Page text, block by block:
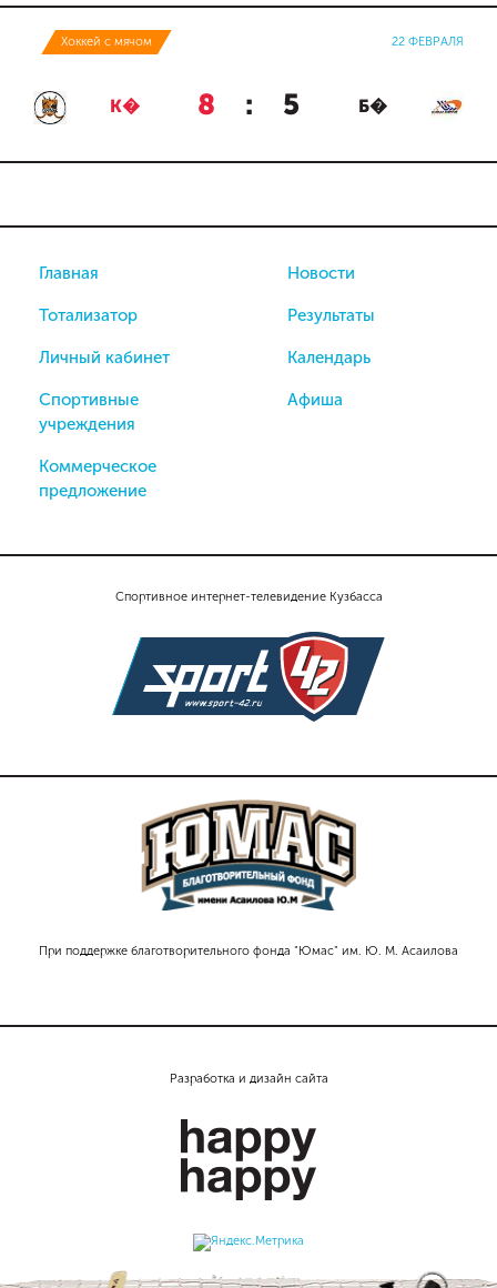
Хоккей с мячом 22 ФЕВРАЛЯ
К� 8 : 5 Б�
Спортивное интернет-телевидение Кузбасса
При поддержке благотворительного фонда "Юмас" им. Ю. М. Асаилова
Главная
Тотализатор
Личный кабинет
Спортивные
учреждения
Коммерческое
предложение
Новости
Результаты
Календарь
Афиша
Разработка и дизайн сайта